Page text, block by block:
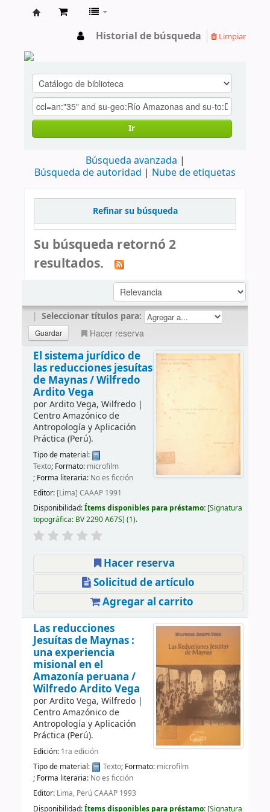
Historial de búsqueda Limpiar
Ir
Búsqueda avanzada
Búsqueda de autoridad
Nube de etiquetas
Refinar su búsqueda
Su búsqueda retornó 2
resultados.
| Seleccionar títulos para:
Hacer reserva
El sistema jurídico de
las reducciones jesuítas
de Maynas /Wilfredo
Ardito Vega
porArdito Vega, Wilfredo|
Centro Amazónico de
Antropología y Aplicación
Práctica (Perú).
Tipo de material:
Texto; Formato: microfilm
; Forma literaria: No es ficción
Editor: [Lima] CAAAP 1991
Disponibilidad:Ítems disponibles para préstamo: Signatura
topográfica: BV 2290 A67S (1).
Hacer reserva
Solicitud de artículo
Agregar al carrito
Las reducciones
Jesuítas de Maynas :
una experiencia
misional en el
Amazonía peruana /
Wilfredo Ardito Vega
porArdito Vega, Wilfredo|
Centro Amazónico de
Antropología y Aplicación
Práctica (Perú).
Edición: 1ra edición
Tipo de material:
Texto; Formato: microfilm
; Forma literaria: No es ficción
Editor: Lima, Perú CAAAP 1993
Disponibilidad:Ítems disponibles para préstamo: Signatura